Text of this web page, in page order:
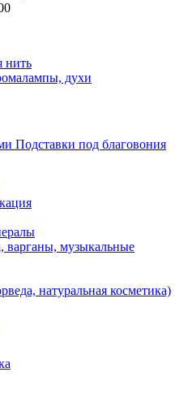
нить
духи
Подставки под благовония
музыкальные
натуральная косметика)